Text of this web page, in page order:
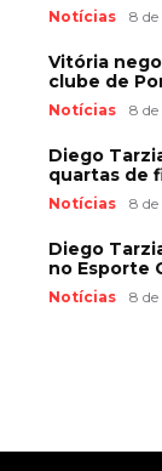
Notícias 8
Vitória
clube de
Notícias 8
Diego
quartas de
Notícias 8
Diego
no Esporte
Notícias 8